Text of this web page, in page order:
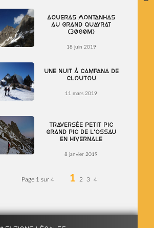
Aqueras Montanhas
au Grand Quayrat
(3060m)
18 juin 2019
Une nuit à Campana de
Cloutou
11 mars 2019
Traversée Petit Pic
Grand Pic de l’Ossau
en hivernale
8 janvier 2019
Page 1 sur 4 1 2 3 4